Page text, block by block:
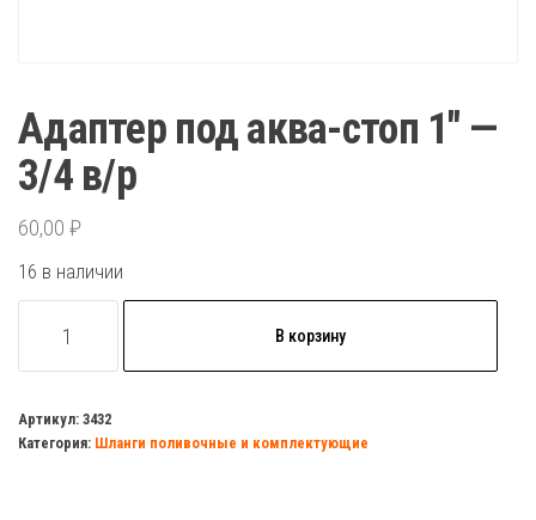
Адаптер под аква-стоп 1″ —
3/4 в/р
60,00 ₽
16 в наличии
товара
под
аква-
В корзину
Артикул: 3432
Категория: Шланги поливочные и комплектующие